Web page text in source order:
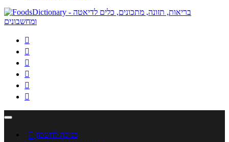






 כניסה לחשבון